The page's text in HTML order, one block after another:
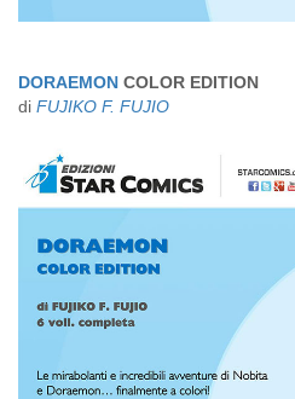
DORAEMON COLOR EDITION
di FUJIKO F. FUJIO